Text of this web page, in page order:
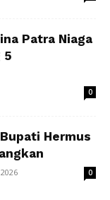
Patra Niaga
5
0
Hermus
0